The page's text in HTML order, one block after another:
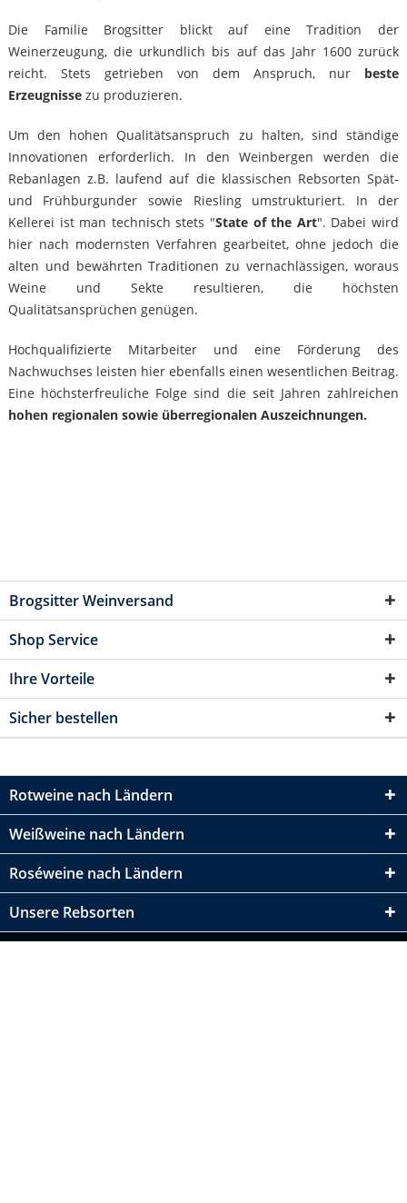
Die Familie Brogsitter blickt auf eine Tradition der
Weinerzeugung, die urkundlich bis auf das Jahr 1600 zurück
reicht. Stets getrieben von dem Anspruch, nur beste
Erzeugnissezu produzieren.
Um den hohen Qualitätsanspruch zu halten, sind ständige
Innovationen erforderlich. In den Weinbergen werden die
Rebanlagen z.B. laufend auf die klassischen Rebsorten Spät-
und Frühburgunder sowie Riesling umstrukturiert. In der
Kellerei ist man technisch stets "State of the Art". Dabei wird
hier nach modernsten Verfahren gearbeitet, ohne jedoch die
alten und bewährten Traditionen zu vernachlässigen, woraus
Weine und Sekte resultieren, die höchsten
Qualitätsansprüchen genügen.
Hochqualifizierte Mitarbeiter und eine Förderung des
Nachwuchses leisten hier ebenfalls einen wesentlichen Beitrag.
Eine höchsterfreuliche Folge sind die seit Jahren zahlreichen
hohen regionalen sowie überregionalen Auszeichnungen.
Brogsitter Weinversand
Shop Service
Ihre Vorteile
Sicher bestellen
Rotweine nach Ländern
Weißweine nach Ländern
Roséweine nach Ländern
Unsere Rebsorten